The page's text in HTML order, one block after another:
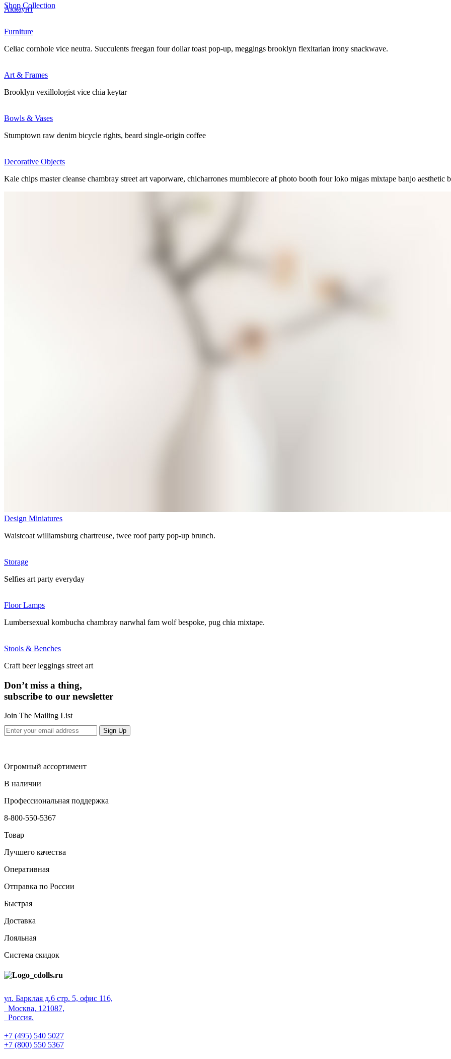
Аккаунт
Shop Collection
Furniture
Celiac cornhole vice neutra. Succulents freegan four dollar toast pop-up, meggings brooklyn flexitarian irony snackwave.
Art & Frames
Brooklyn vexillologist vice chia keytar
Bowls & Vases
Stumptown raw denim bicycle rights, beard single-origin coffee
Decorative Objects
Kale chips master cleanse chambray street art vaporware, chicharrones mumblecore af photo booth four loko migas mixtape banjo aesthetic
Design Miniatures
Waistcoat williamsburg chartreuse, twee roof party pop-up brunch.
Storage
Selfies art party everyday
Floor Lamps
Lumbersexual kombucha chambray narwhal fam wolf bespoke, pug chia mixtape.
Stools & Benches
Craft beer leggings street art
Don’t miss a thing,
subscribe to our newsletter
Join The Mailing List
Sign Up
Огромный ассортимент
В наличии
Профессиональная поддержка
8-800-550-5367
Товар
Лучшего качества
Оперативная
Отправка по России
Быстрая
Доставка
Лояльная
Система скидок
ул. Барклая д.6 стр. 5, офис 116,
Москва, 121087,
Россия.
+7 (495) 540 5027
+7 (800) 550 5367